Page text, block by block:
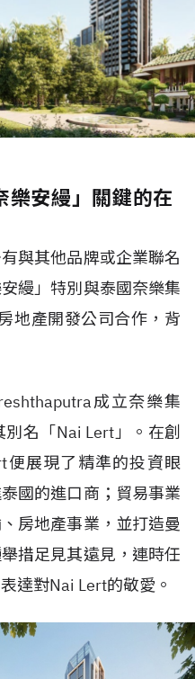
樂安縵」關鍵的在
與其他品牌或企業聯名
縵」特別與泰國奈樂集
地產開發公司合作，背
成立奈樂集
名「Nai Lert」。在創
便展現了精準的投資眼
國的進口商；貿易事業
房地產事業，並打造曼
措足見其遠見，連時任
達對Nai Lert的敬愛。